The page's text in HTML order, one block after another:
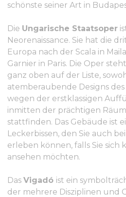
schönste seiner Art in
Die Ungarische Staatsoper
Neorenaissance. Sie hat die
Europa nach der Scala in
Garnier in Paris. Die Oper
ganz oben auf der Liste,
atemberaubende Designs
wegen der erstklassigen
inmitten der prächtigen
stattfinden. Das Gebäude ist
Leckerbissen, den Sie auch
erleben können, falls Sie sich
ansehen möchten.
Das Vigadó ist ein
der mehrere Disziplinen und